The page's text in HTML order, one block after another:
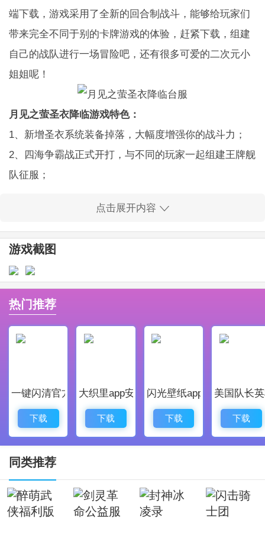
端下载，游戏采用了全新的回合制战斗，能够给玩家们
带来完全不同于别的卡牌游戏的体验，赶紧下载，组建
自己的战队进行一场冒险吧，还有很多可爱的二次元小
姐姐呢！
月见之萤圣衣降临游戏特色：
1、新增圣衣系统装备掉落，大幅度增强你的战斗力；
2、四海争霸战正式开打，与不同的玩家一起组建王牌舰
队征服；
月见之萤圣衣降临游戏亮点：
1、多种不同的海量英雄都是值得你去收集的，亲手一步
步去收集队伍出来；
2、华丽无比的特效设计内容哈游更多的爽快刺激挑战，
多种精彩十足的玩法模式；
3、经典的挂机养成类经营玩法，还有更多未知的玩法期
台服客户端有着简体中文，玩家们在游玩的时候不会遇
到任何的障碍。
并且游戏服务器的延迟也是很低的，小编在游玩的时候
完全没有遇到掉线的情况。
能够玩到最新的更新内容。
点击展开内容
游戏截图
热门推荐
一键闪清官方最新版
下载
大织里app安卓版
下载
闪光壁纸app安卓最新版
下载
美国队长
下载
同类推荐